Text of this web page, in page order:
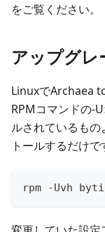
をご覧ください。
アップグレ
LinuxでArchaea
RPMコマンドの-
ルされているも
トールするだけで
rpm -Uvh